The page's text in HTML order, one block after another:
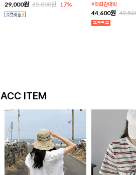
29,000원 35,000원 17% #착화감대박
44,600원
ACC ITEM